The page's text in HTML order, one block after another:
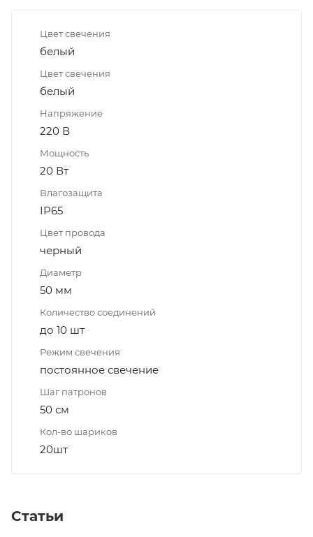
Цвет свечения
белый
Цвет свечения
белый
Напряжение
220 В
Мощность
20 Вт
Влагозащита
IP65
Цвет провода
черный
Диаметр
50 мм
Количество соединений
до 10 шт
Режим свечения
постоянное свечение
Шаг патронов
50 см
Кол-во шариков
20шт
Статьи